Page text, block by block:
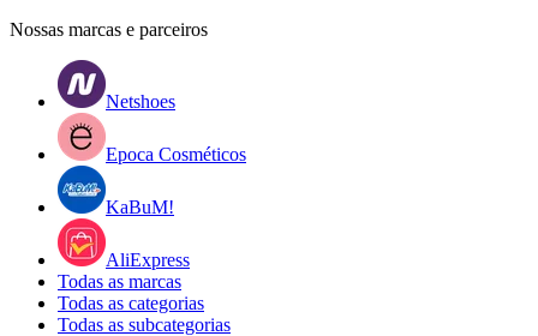
Nossas marcas e parceiros
Netshoes
Epoca Cosméticos
KaBuM!
AliExpress
Todas as marcas
Todas as categorias
Todas as subcategorias